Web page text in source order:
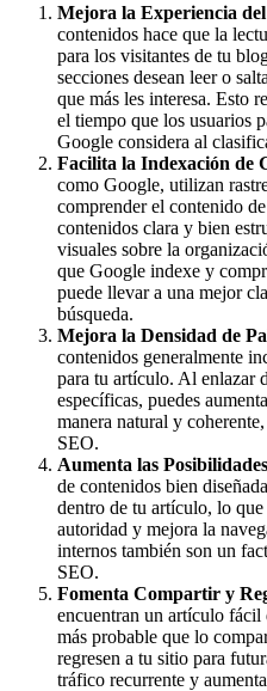
Mejora la Experiencia
contenidos hace que la
para los visitantes de tu
secciones desean leer o
que más les interesa. Esto
el tiempo que los usuarios
Google considera al
Facilita la Indexación de
como Google, utilizan
comprender el contenido
contenidos clara y bien
visuales sobre la
que Google indexe y
puede llevar a una mejor
búsqueda.
Mejora la Densidad de
contenidos generalmente
para tu artículo. Al enlazar
específicas, puedes
manera natural y
SEO.
Aumenta las
de contenidos bien
dentro de tu artículo, lo
autoridad y mejora la
internos también son un
SEO.
Fomenta Compartir y
encuentran un artículo
más probable que lo
regresen a tu sitio para
tráfico recurrente y